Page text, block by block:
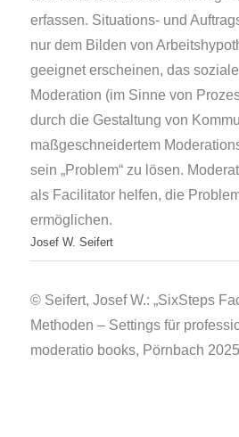
erfassen. Situations- und
nur dem Bilden von
geeignet erscheinen, das
Moderation (im Sinne von
durch die Gestaltung von
maßgeschneidertem
sein „Problem“ zu lösen.
als Facilitator helfen, die
ermöglichen.
Josef W. Seifert
© Seifert, Josef W.: „SixSteps
Methoden – Settings für
moderatio books, Pörnbach 2025